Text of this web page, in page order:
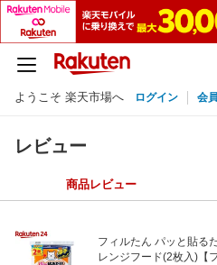
ようこそ 楽天市場へ ログイン 会
レビュー
商品レビュー
フィルたん パッと貼る
レンジフード(2枚入)【